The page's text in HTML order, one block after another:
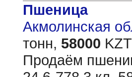
Пшеница
Акмолинская
тонн, 58000
Продаём